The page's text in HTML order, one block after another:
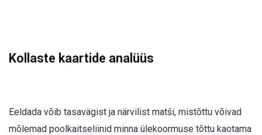
Kollaste kaartide analüüs
Eeldada võib tasavägist ja närvilist matši, mistõttu võivad
mõlemad poolkaitseliinid minna ülekoormuse tõttu kaotama